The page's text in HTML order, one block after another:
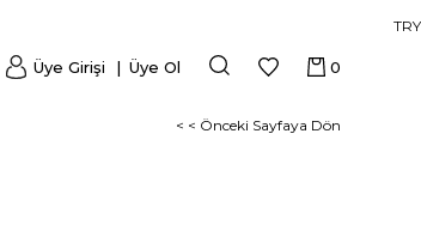
TRY
0
Üye Girişi Üye Ol
< < Önceki Sayfaya Dön